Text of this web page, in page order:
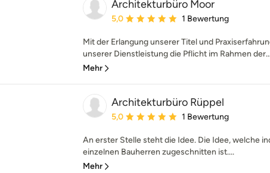
Architekturbüro Moor
Durchschnittliche Bewertung: 5 von 5
5,0 1 Bewertung
Mit der Erlangung unserer Titel und
unserer Dienstleistung die Pflicht im Rahmen
Mehr
Architekturbüro Rüppel
Durchschnittliche Bewertung: 5 von 5
5,0 1 Bewertung
An erster Stelle steht die Idee. Die Idee, welche
einzelnen Bauherren zugeschnitten ist....
Mehr